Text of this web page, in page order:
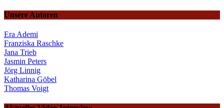
Unsere Autoren
Era Ademi
Franziska Raschke
Jana Trieb
Jasmin Peters
Jörg Linnig
Katharina Göbel
Thomas Voigt